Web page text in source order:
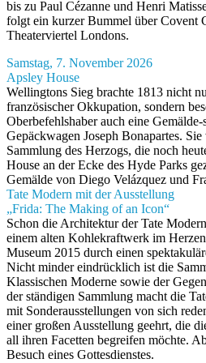
bis zu Paul Cézanne und Henri
folgt ein kurzer Bummel über Covent
Theaterviertel Londons.
Samstag, 7. November 2026
Apsley House
Wellingtons Sieg brachte 1813 nicht
französischer Okkupation, sondern
Oberbefehlshaber auch eine
Gepäckwagen Joseph Bonapartes.
Sammlung des Herzogs, die noch
House an der Ecke des Hyde Parks
Gemälde von Diego Velázquez und
Tate Modern mit der Ausstellung
„Frida: The Making of an Icon“
Schon die Architektur der Tate
einem alten Kohlekraftwerk im
Museum 2015 durch einen
Nicht minder eindrücklich ist die
Klassischen Moderne sowie der
der ständigen Sammlung macht die
mit Sonderausstellungen von sich
einer großen Ausstellung geehrt, die
all ihren Facetten begreifen möchte.
Besuch eines Gottesdienstes.